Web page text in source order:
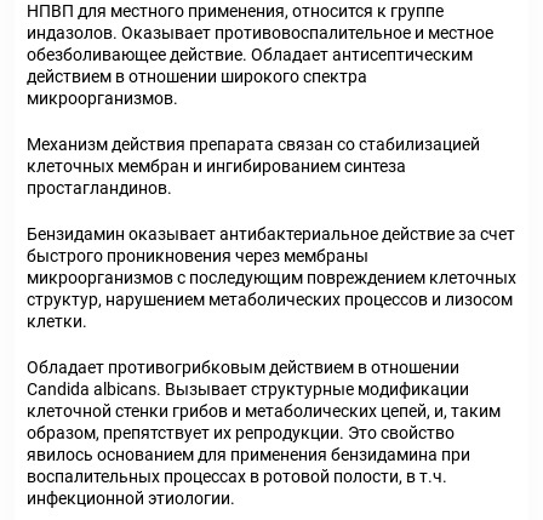
НПВП для местного применения, относится к группе
индазолов. Оказывает противовоспалительное и местное
обезболивающее действие. Обладает антисептическим
действием в отношении широкого спектра
микроорганизмов.
Механизм действия препарата связан со стабилизацией
клеточных мембран и ингибированием синтеза
простагландинов.
Бензидамин оказывает антибактериальное действие за счет
быстрого проникновения через мембраны
микроорганизмов с последующим повреждением клеточных
структур, нарушением метаболических процессов и лизосом
клетки.
Обладает противогрибковым действием в отношении
Candida albicans. Вызывает структурные модификации
клеточной стенки грибов и метаболических цепей, и, таким
образом, препятствует их репродукции. Это свойство
явилось основанием для применения бензидамина при
воспалительных процессах в ротовой полости, в т.ч.
инфекционной этиологии.